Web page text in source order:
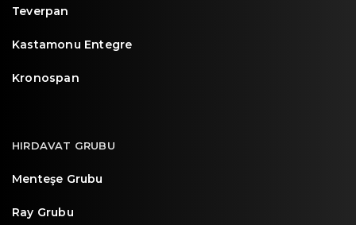
Teverpan
Kastamonu Entegre
Kronospan
HIRDAVAT GRUBU
Menteşe Grubu
Ray Grubu